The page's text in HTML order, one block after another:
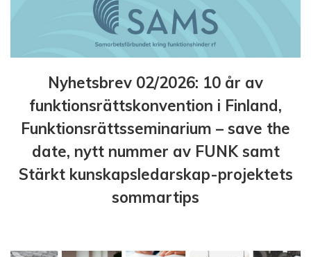
Nyhetsbrev 02/2026: 10 år av
funktionsrättskonvention i Finland,
Funktionsrättsseminarium – save the
date, nytt nummer av FUNK samt
Stärkt kunskapsledarskap-projektets
sommartips